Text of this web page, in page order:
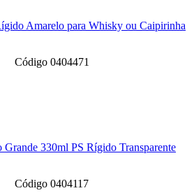
Amarelo para Whisky ou Caipirinha
Código 0404471
Grande 330ml PS Rígido Transparente
Código 0404117